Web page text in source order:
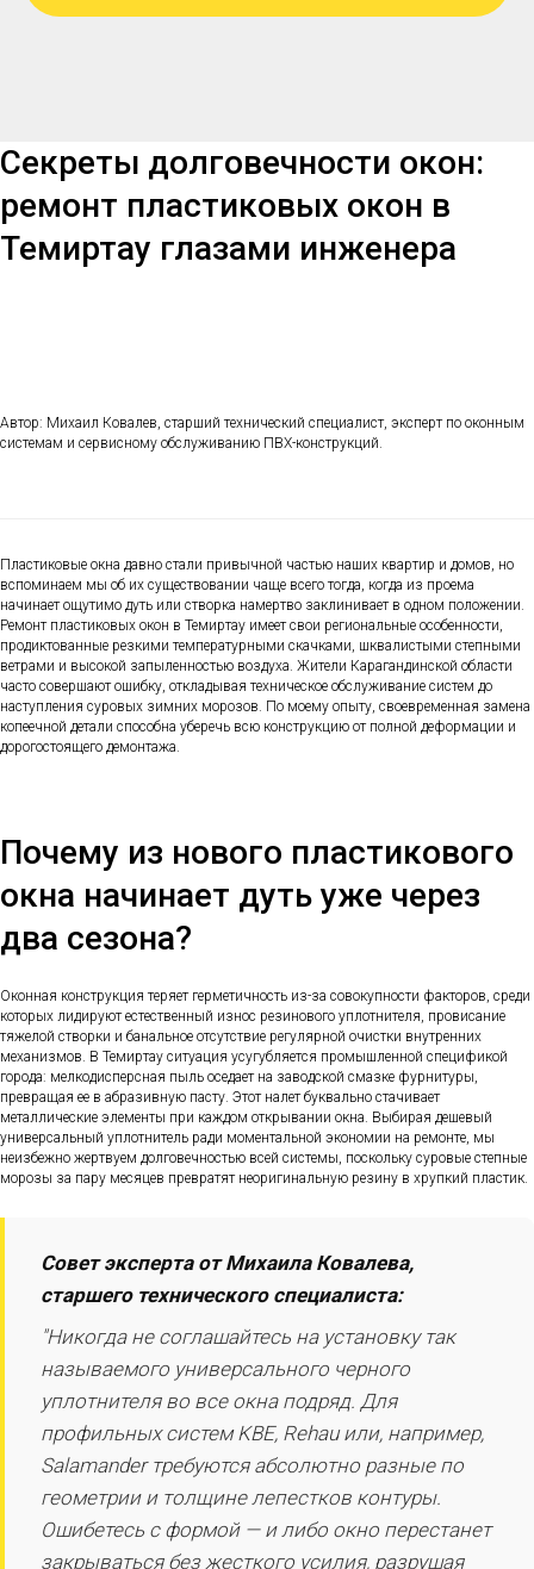
Секреты долговечности окон:
ремонт пластиковых окон в
Темиртау глазами инженера
Автор: Михаил Ковалев, старший технический специалист, эксперт по оконным
системам и сервисному обслуживанию ПВХ-конструкций.
Пластиковые окна давно стали привычной частью наших квартир и домов, но
вспоминаем мы об их существовании чаще всего тогда, когда из проема
начинает ощутимо дуть или створка намертво заклинивает в одном положении.
Ремонт пластиковых окон в Темиртау имеет свои региональные особенности,
продиктованные резкими температурными скачками, шквалистыми степными
ветрами и высокой запыленностью воздуха. Жители Карагандинской области
часто совершают ошибку, откладывая техническое обслуживание систем до
наступления суровых зимних морозов. По моему опыту, своевременная замена
копеечной детали способна уберечь всю конструкцию от полной деформации и
дорогостоящего демонтажа.
Почему из нового пластикового
окна начинает дуть уже через
два сезона?
Оконная конструкция теряет герметичность из-за совокупности факторов, среди
которых лидируют естественный износ резинового уплотнителя, провисание
тяжелой створки и банальное отсутствие регулярной очистки внутренних
механизмов. В Темиртау ситуация усугубляется промышленной спецификой
города: мелкодисперсная пыль оседает на заводской смазке фурнитуры,
превращая ее в абразивную пасту. Этот налет буквально стачивает
металлические элементы при каждом открывании окна. Выбирая дешевый
универсальный уплотнитель ради моментальной экономии на ремонте, мы
неизбежно жертвуем долговечностью всей системы, поскольку суровые степные
морозы за пару месяцев превратят неоригинальную резину в хрупкий пластик.
Совет эксперта от Михаила Ковалева,
старшего технического специалиста:
"Никогда не соглашайтесь на установку так
называемого универсального черного
уплотнителя во все окна подряд. Для
профильных систем KBE, Rehau или, например,
Salamander требуются абсолютно разные по
геометрии и толщине лепестков контуры.
Ошибетесь с формой — и либо окно перестанет
закрываться без жесткого усилия, разрушая